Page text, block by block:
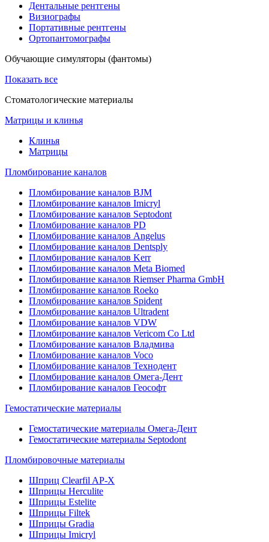
Дентальные рентгены
Визиографы
Портативные рентгены
Ортопантомографы
Обучающие симуляторы (фантомы)
Показать все
Стоматологические материалы
Матрицы и клинья
Клинья
Матрицы
Пломбирование каналов
Пломбирование каналов BJM
Пломбирование каналов Imicryl
Пломбирование каналов Septodont
Пломбирование каналов PD
Пломбирование каналов Angelus
Пломбирование каналов Dentsply
Пломбирование каналов Kerr
Пломбирование каналов Meta Biomed
Пломбирование каналов Riemser Pharma GmbH
Пломбирование каналов Roeko
Пломбирование каналов Spident
Пломбирование каналов Ultradent
Пломбирование каналов VDW
Пломбирование каналов Vericom Co Ltd
Пломбирование каналов Владмива
Пломбирование каналов Voco
Пломбирование каналов Технодент
Пломбирование каналов Омега-Дент
Пломбирование каналов Геософт
Гемостатические материалы
Гемостатические материалы Омега-Дент
Гемостатические материалы Septodont
Пломбировочные материалы
Шприц Clearfil AP-X
Шприцы Herculite
Шприцы Estelite
Шприцы Filtek
Шприцы Gradia
Шприцы Imicryl